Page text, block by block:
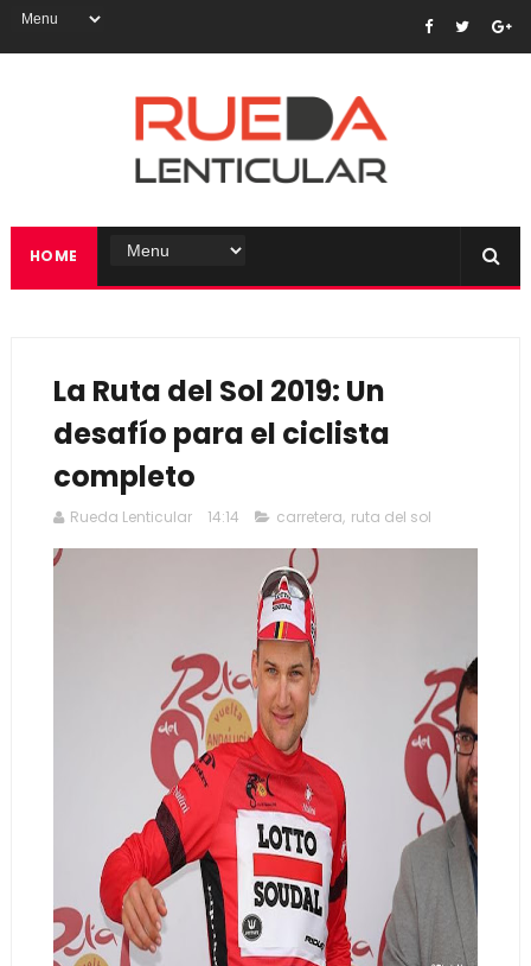
HOME
La Ruta del Sol 2019: Un
desafío para el ciclista
completo
Rueda Lenticular 14:14 carretera, ruta del sol